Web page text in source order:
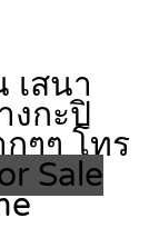
เสนา
งกะปิ
ๆๆ โทร
Sale